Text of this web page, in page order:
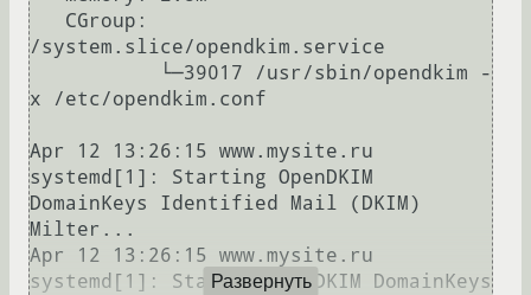
/system.slice/opendkim.service
x /etc/opendkim.conf
Apr 12 13:26:15 www.mysite.ru
systemd[1]: Starting OpenDKIM
DomainKeys Identified Mail (DKIM)
Milter...
Apr 12 13:26:15 www.mysite.ru
systemd[1]: Started OpenDKIM DomainKeys
Развернуть